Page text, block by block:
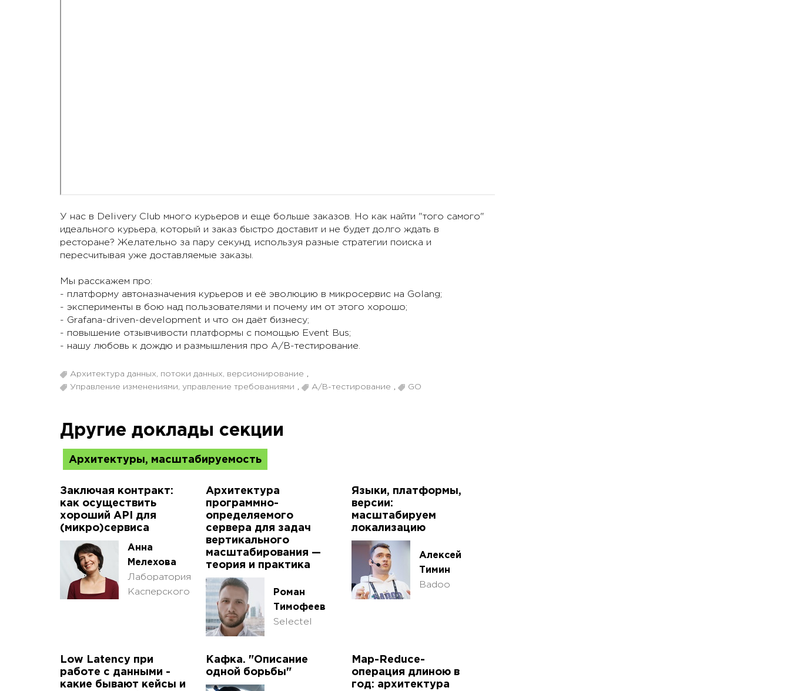
У нас в Delivery Club много курьеров и еще больше заказов. Но как найти "того самого"
идеального курьера, который и заказ быстро доставит и не будет долго ждать в
ресторане? Желательно за пару секунд, используя разные стратегии поиска и
пересчитывая уже доставляемые заказы.
Мы расскажем про:
- платформу автоназначения курьеров и её эволюцию в микросервис на Golang;
- эксперименты в бою над пользователями и почему им от этого хорошо;
- Grafana-driven-development и что он даёт бизнесу;
- повышение отзывчивости платформы с помощью Event Bus;
- нашу любовь к дождю и размышления про A/B-тестирование.
Архитектура данных, потоки данных, версионирование ,
Управление изменениями, управление требованиями , A/B-тестирование , GO
Другие доклады секции
Архитектуры, масштабируемость
Заключая контракт:
как осуществить
хороший API для
(микро)сервиса
Анна
Мелехова
Лаборатория
Касперского
Архитектура
программно-
определяемого
сервера для задач
вертикального
масштабирования —
теория и практика
Роман
Тимофеев
Selectel
Языки, платформы,
версии:
масштабируем
локализацию
Алексей
Тимин
Badoo
Low Latency при
работе с данными -
какие бывают кейсы и
Кафка. "Описание
одной борьбы"
Map-Reduce-
операция длиною в
год: архитектура